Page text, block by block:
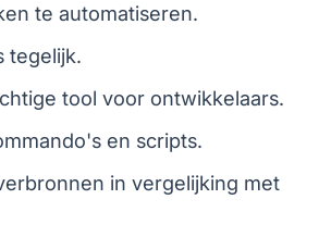
te automatiseren.
tegelijk.
tool voor ontwikkelaars.
en scripts.
in vergelijking met